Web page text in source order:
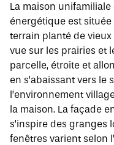
La maison
énergétique est
terrain planté de
vue sur les prairies et
parcelle, étroite et
en s’abaissant vers le
l’environnement
la maison. La façade
s’inspire des granges
fenêtres varient selon